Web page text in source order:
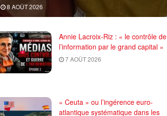
8 AOÛT 2026
Annie Lacroix-Riz : « le contrôle de
l’information par le grand capital »
7 AOÛT 2026
« Ceuta » ou l’ingérence euro-
atlantique systématique dans les